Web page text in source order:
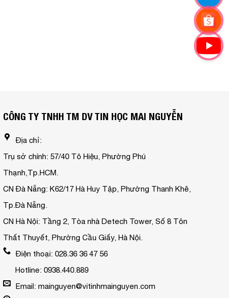
CÔNG TY TNHH TM DV TIN HỌC MAI NGUYỄN
Địa chỉ:
Trụ sở chính: 57/40 Tô Hiệu, Phường Phú
Thạnh,Tp.HCM.
CN Đà Nẵng: K62/17 Hà Huy Tập, Phường Thanh Khê,
Tp.Đà Nẵng.
CN Hà Nội: Tầng 2, Tòa nhà Detech Tower, Số 8 Tôn
Thất Thuyết, Phường Cầu Giấy, Hà Nội.
Điện thoại: 028.36 36 47 56
Hotline: 0938.440.889
Email: mainguyen@vitinhmainguyen.com